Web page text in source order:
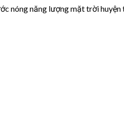
nóng năng lượng mặt trời huyện